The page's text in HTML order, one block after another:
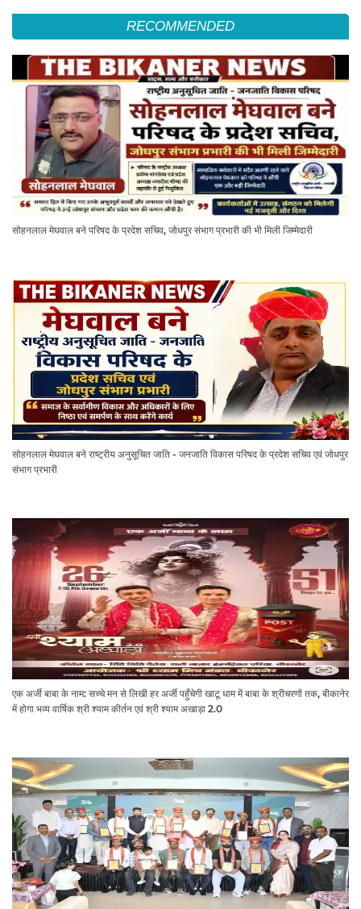
RECOMMENDED
सोहनलाल मेघवाल बने परिषद के प्रदेश सचिव, जोधपुर संभाग प्रभारी की भी मिली जिम्मेदारी
सोहनलाल मेघवाल बने राष्ट्रीय अनुसूचित जाति - जनजाति विकास परिषद के प्रदेश सचिव एवं जोधपुर
संभाग प्रभारी
एक अर्जी बाबा के नाम: सच्चे मन से लिखी हर अर्जी पहुँचेगी खाटू धाम में बाबा के श्रीचरणों तक, बीकानेर
में होगा भव्य वार्षिक श्री श्याम कीर्तन एवं श्री श्याम अखाड़ा 2.0